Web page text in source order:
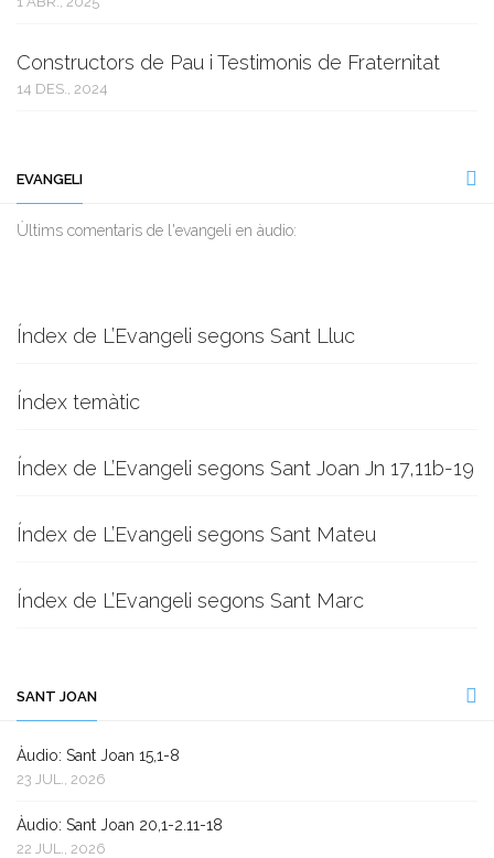
Constructors de Pau i Testimonis de Fraternitat
14 DES., 2024
EVANGELI
Ùltims comentaris de l'evangeli en àudio:
Índex de L’Evangeli segons Sant Lluc
Índex temàtic
Índex de L’Evangeli segons Sant Joan Jn 17,11b-19
Índex de L’Evangeli segons Sant Mateu
Índex de L’Evangeli segons Sant Marc
SANT JOAN
Àudio: Sant Joan 15,1-8
23 JUL., 2026
Àudio: Sant Joan 20,1-2.11-18
22 JUL., 2026